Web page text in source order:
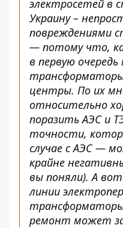
электросетей в
Украину –
повреждениями
— потому что,
в первую
центры. По их
относительно
поразить АЭС и
точности,
случае с АЭС —
крайне
вы поняли). А
линии
ремонт может